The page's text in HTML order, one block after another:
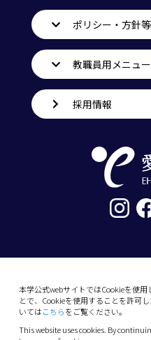
本学公式webサイトではCookieを使
とで、Cookieを使用することを許可
いてはこちらをご覧ください。
This website uses cookies. By
ポリシー・方針等
教職員用メニュー
採用情報
10-13 Dogo-Himata,
Phone: +81 89-927-9000